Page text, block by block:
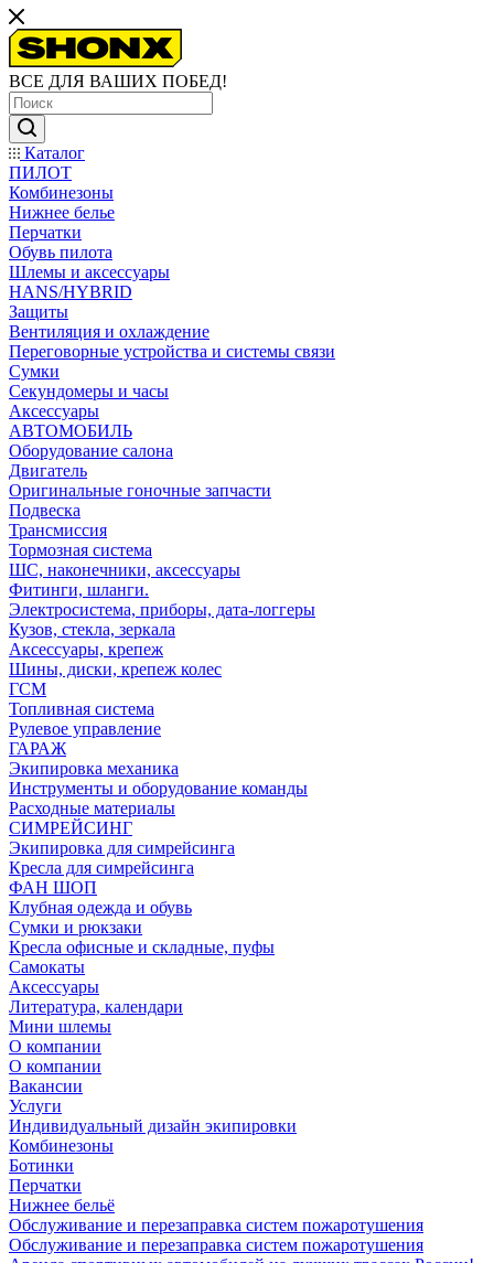
ВСЕ ДЛЯ ВАШИХ ПОБЕД!
Каталог
ПИЛОТ
Комбинезоны
Нижнее белье
Перчатки
Обувь пилота
Шлемы и аксессуары
HANS/HYBRID
Защиты
Вентиляция и охлаждение
Переговорные устройства и системы связи
Сумки
Секундомеры и часы
Аксессуары
АВТОМОБИЛЬ
Оборудование салона
Двигатель
Оригинальные гоночные запчасти
Подвеска
Трансмиссия
Тормозная система
ШС, наконечники, аксессуары
Фитинги, шланги.
Электросистема, приборы, дата-логгеры
Кузов, стекла, зеркала
Аксессуары, крепеж
Шины, диски, крепеж колес
ГСМ
Топливная система
Рулевое управление
ГАРАЖ
Экипировка механика
Инструменты и оборудование команды
Расходные материалы
СИМРЕЙСИНГ
Экипировка для симрейсинга
Кресла для симрейсинга
ФАН ШОП
Клубная одежда и обувь
Сумки и рюкзаки
Кресла офисные и складные, пуфы
Самокаты
Аксессуары
Литература, календари
Мини шлемы
О компании
О компании
Вакансии
Услуги
Индивидуальный дизайн экипировки
Комбинезоны
Ботинки
Перчатки
Нижнее бельё
Обслуживание и перезаправка систем пожаротушения
Обслуживание и перезаправка систем пожаротушения